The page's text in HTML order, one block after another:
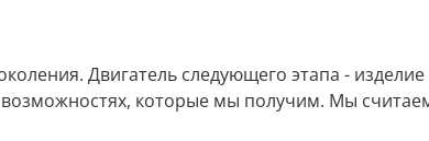
Двигатель следующего этапа -
которые мы получим. Мы